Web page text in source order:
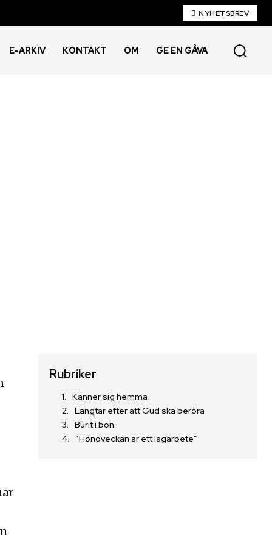
NYHETSBREV
E-ARKIV KONTAKT OM GE EN GÅVA
Rubriker
Känner sig hemma
Längtar efter att Gud ska beröra
Burit i bön
”Hönöveckan är ett lagarbete”